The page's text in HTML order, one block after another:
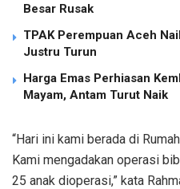
Besar Rusak
TPAK Perempuan Aceh
Justru Turun
Harga Emas Perhiasan
Mayam, Antam Turut Naik
“Hari ini kami berada di
Kami mengadakan operasi
25 anak dioperasi,” kata